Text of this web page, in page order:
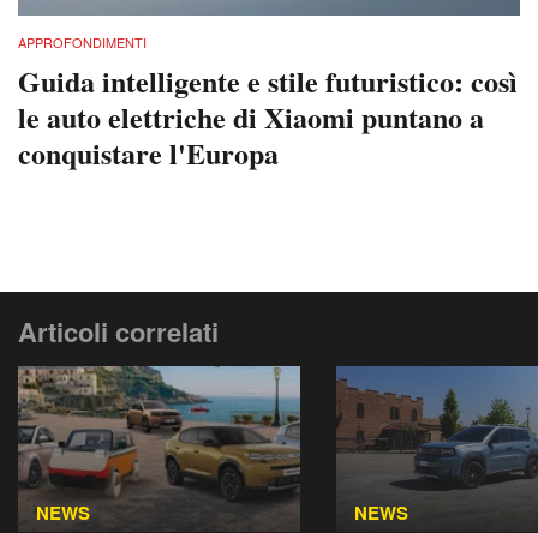
APPROFONDIMENTI
Guida intelligente e stile futuristico: così
le auto elettriche di Xiaomi puntano a
conquistare l'Europa
Articoli correlati
NEWS NEWS